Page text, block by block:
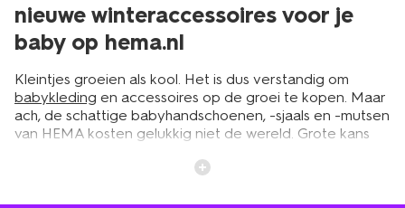
nieuwe winteraccessoires voor je
baby op hema.nl
Kleintjes groeien als kool. Het is dus verstandig om
babykleding en accessoires op de groei te kopen. Maar
ach, de schattige babyhandschoenen, -sjaals en -mutsen
van HEMA kosten gelukkig niet de wereld. Grote kans
belandt. HEMA heeft namelijk ieder jaar een nieuwe